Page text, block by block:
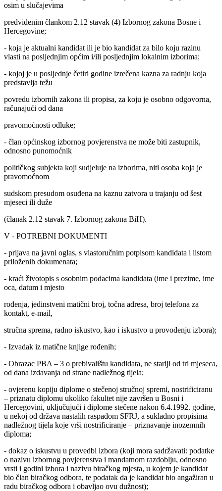
osim u slučajevima
predviđenim člankom 2.12 stavak (4) Izbornog zakona Bosne i
Hercegovine;
- koja je aktualni kandidat ili je bio kandidat za bilo koju razinu
vlasti na posljednjim općim i/ili posljednjim lokalnim izborima;
- kojoj je u posljednje četiri godine izrečena kazna za radnju koja
predstavlja težu
povredu izbornih zakona ili propisa, za koju je osobno odgovorna,
računajući od dana
pravomoćnosti odluke;
- član općinskog izbornog povjerenstva ne može biti zastupnik,
odnosno punomoćnik
političkog subjekta koji sudjeluje na izborima, niti osoba koja je
pravomoćnom
sudskom presudom osuđena na kaznu zatvora u trajanju od šest
mjeseci ili duže
(članak 2.12 stavak 7. Izbornog zakona BiH).
V - POTREBNI DOKUMENTI
- prijava na javni oglas, s vlastoručnim potpisom kandidata i listom
priloženih dokumenata;
- kraći životopis s osobnim podacima kandidata (ime i prezime, ime
oca, datum i mjesto
rođenja, jedinstveni matični broj, točna adresa, broj telefona za
kontakt, e-mail,
stručna sprema, radno iskustvo, kao i iskustvo u provođenju izbora);
- Izvadak iz matične knjige rođenih;
- Obrazac PBA – 3 o prebivalištu kandidata, ne stariji od tri mjeseca,
od dana izdavanja od strane nadležnog tijela;
- ovjerenu kopiju diplome o stečenoj stručnoj spremi, nostrificiranu
– priznatu diplomu ukoliko fakultet nije završen u Bosni i
Hercegovini, uključujući i diplome stečene nakon 6.4.1992. godine,
u nekoj od država nastalih raspadom SFRJ, a sukladno propisima
nadležnog tijela koje vrši nostrificiranje – priznavanje inozemnih
diploma;
- dokaz o iskustvu u provedbi izbora (koji mora sadržavati: podatke
o nazivu izbornog povjerenstva i mandatnom razdoblju, odnosno
vrsti i godini izbora i nazivu biračkog mjesta, u kojem je kandidat
bio član biračkog odbora, te podatak da je kandidat bio angažiran u
radu biračkog odbora i obavljao ovu dužnost);